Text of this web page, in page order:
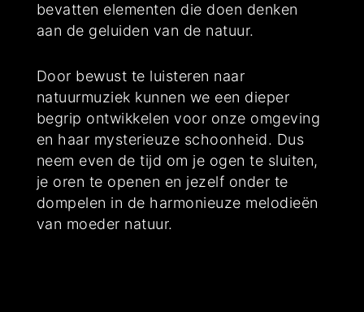
bevatten elementen die doen denken
aan de geluiden van de natuur.
Door bewust te luisteren naar
natuurmuziek kunnen we een dieper
begrip ontwikkelen voor onze omgeving
en haar mysterieuze schoonheid. Dus
neem even de tijd om je ogen te sluiten,
je oren te openen en jezelf onder te
dompelen in de harmonieuze melodieën
van moeder natuur.